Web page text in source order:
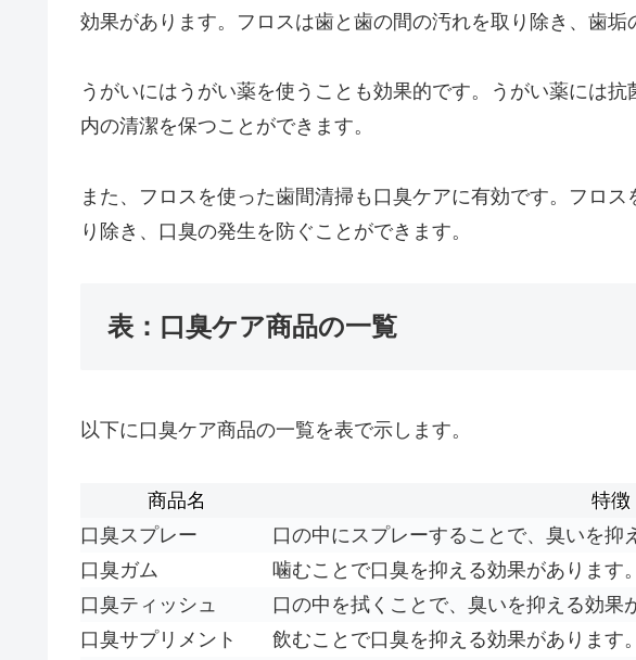
効果があります。フロスは歯と歯の間の汚れを取り除き、歯垢
うがいにはうがい薬を使うことも効果的です。うがい薬には
内の清潔を保つことができます。
また、フロスを使った歯間清掃も口臭ケアに有効です。フロ
り除き、口臭の発生を防ぐことができます。
表：口臭ケア商品の一覧
以下に口臭ケア商品の一覧を表で示します。
商品名
特徴
口臭スプレー
口の中にスプレーすることで、臭いを抑
口臭ガム
噛むことで口臭を抑える効果があります。
口臭ティッシュ
口の中を拭くことで、臭いを抑える効果
口臭サプリメント
飲むことで口臭を抑える効果があります。